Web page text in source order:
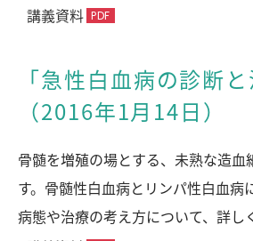
講義資料
「急性白血病の診断と
（2016年1月14日）
骨髄を増殖の場とする、未熟な造血
す。骨髄性白血病とリンパ性白血病
病態や治療の考え方について、詳し